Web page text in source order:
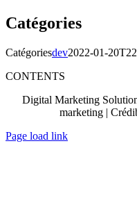
Catégories
Catégoriesdev2022-01-
CONTENTS
Digital Marketing
marketing |
Page load link